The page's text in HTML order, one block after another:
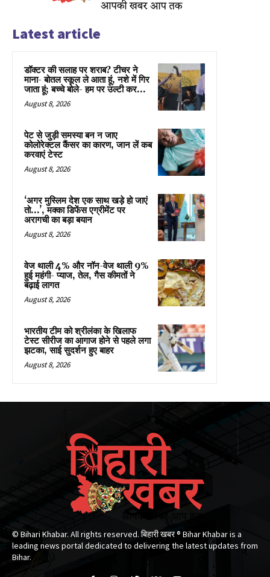
Latest article
डॉक्टर की सलाह पर शराब? टीचर ने
माना- बोतल स्कूल ले आता हूं, नशे में गिर
जाता हूं; बच्चे बोले- हम पर उल्टी कर...
August 8, 2026
पेट से जुड़ी समस्या बन न जाए
कोलोरेक्टल कैंसर का कारण, जान लें कब
करवाएं टेस्ट
August 8, 2026
‘अगर मुस्लिम देश एक साथ खड़े हो जाएं
तो…’, मक्का डिफेंस एग्रीमेंट पर
अरागची का बड़ा बयान
August 8, 2026
वेज थाली 4% और नॉन-वेज थाली 9%
हुई महंगी- प्याज, तेल, गैस कीमतों ने
बढ़ाई लागत
August 8, 2026
भारतीय टीम को श्रीलंका के खिलाफ
टेस्ट सीरीज का आगाज होने से पहले लगा
झटका, साई सुदर्शन हुए बाहर
August 8, 2026
© Bihari Khabar. All rights reserved. बिहारी खबर ®​ Bihar Khabar is a
leading news portal dedicated to delivering the latest updates from
Bihar.